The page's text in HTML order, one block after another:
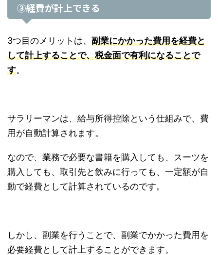
③経費が計上できる
3つ目のメリットは、 副業にかかった費用を経費と
して計上することで、税金面で有利になることで
す。
サラリーマンは、給与所得控除という仕組みで、費
用が自動計算されます。
なので、業務で必要な書籍を購入しても、スーツを
購入しても、取引先と飲みに行っても、一定額が自
動で経費として計算されているのです。
しかし、副業を行うことで、副業でかかった費用を
必要経費として計上することができます。